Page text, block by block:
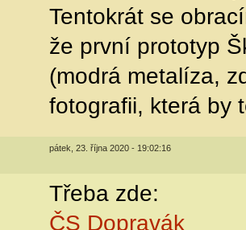
Tentokrát se
že první prototyp
(modrá metalíza,
fotografii, která by
pátek, 23. října 2020 - 19:02:16
Třeba zde:
ČS Dopravák